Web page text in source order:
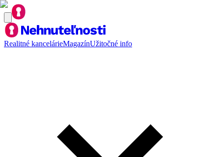
Realitné kancelárieMagazínUžitočné info